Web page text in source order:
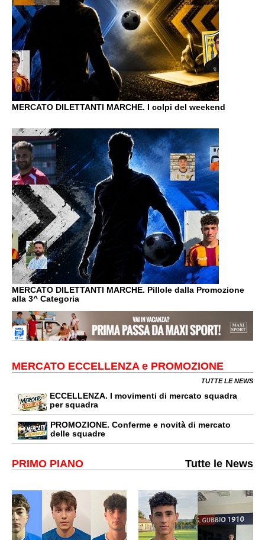
MERCATO DILETTANTI MARCHE. I colpi del weekend
MERCATO DILETTANTI MARCHE. Pillole dalla Promozione
alla 3^ Categoria
MERCATO ECCELLENZA e PROMOZIONE
TUTTE LE NEWS
ECCELLENZA. I movimenti di mercato squadra
per squadra
PROMOZIONE. Conferme e novità di mercato
delle squadre
PRIMO PIANO Tutte le News